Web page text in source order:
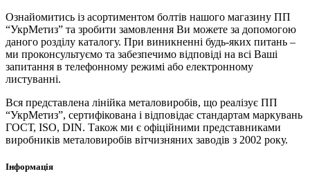
Ознайомитись із асортиментом болтів нашого магазину ПП
“УкрМетиз” та зробити замовлення Ви можете за допомогою
даного розділу каталогу. При виникненні будь-яких питань –
ми проконсультуємо та забезпечимо відповіді на всі Ваші
запитання в телефонному режимі або електронному
листуванні.
Вся представлена ​​лінійка металовиробів, що реалізує ПП
“УкрМетиз”, сертифікована і відповідає стандартам маркувань
ГОСТ, ISO, DIN. Також ми є офіційними представниками
виробників металовиробів вітчизняних заводів з 2002 року.
Інформація